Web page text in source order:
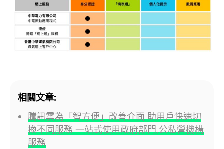
相關文章:
騰訊雲為「智方便」改善介面 助用戶快速切
換不同服務 一站式使用政府部門,公私營機構
服務